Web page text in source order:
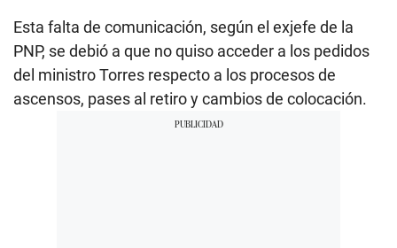
Esta falta de comunicación, según el exjefe de la
PNP, se debió a que no quiso acceder a los pedidos
del ministro Torres respecto a los procesos de
ascensos, pases al retiro y cambios de colocación.